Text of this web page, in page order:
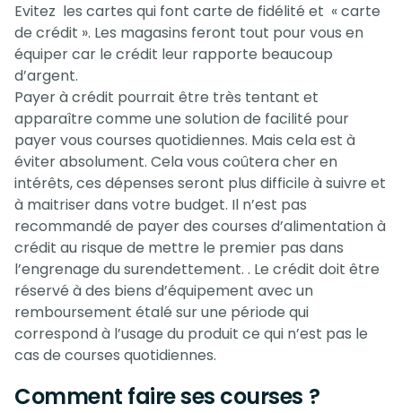
Evitez les cartes qui font carte de fidélité et « carte
de crédit ». Les magasins feront tout pour vous en
équiper car le crédit leur rapporte beaucoup
d’argent.
Payer à crédit pourrait être très tentant et
apparaître comme une solution de facilité pour
payer vous courses quotidiennes. Mais cela est à
éviter absolument. Cela vous coûtera cher en
intérêts, ces dépenses seront plus difficile à suivre et
à maitriser dans votre budget. Il n’est pas
recommandé de payer des courses d’alimentation à
crédit au risque de mettre le premier pas dans
l’engrenage du surendettement. . Le crédit doit être
réservé à des biens d’équipement avec un
remboursement étalé sur une période qui
correspond à l’usage du produit ce qui n’est pas le
cas de courses quotidiennes.
Comment faire ses courses ?